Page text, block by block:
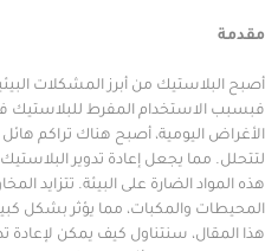
من أبرز المشكلات البيئية التي
المفرط للبلاستيك في جميع
أصبح هناك تراكم هائل لهذا
يجعل إعادة تدوير البلاستيك من
الضارة على البيئة. تتزايد المخاوف من
مما يؤثر بشكل كبير على
سنتناول كيف يمكن لإعادة تدوير